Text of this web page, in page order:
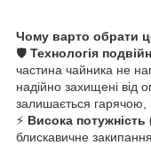
Чому варто обрати
🛡️ Технологія
частина чайника не
надійно захищені від
залишається
⚡ Висока потужність
блискавичне